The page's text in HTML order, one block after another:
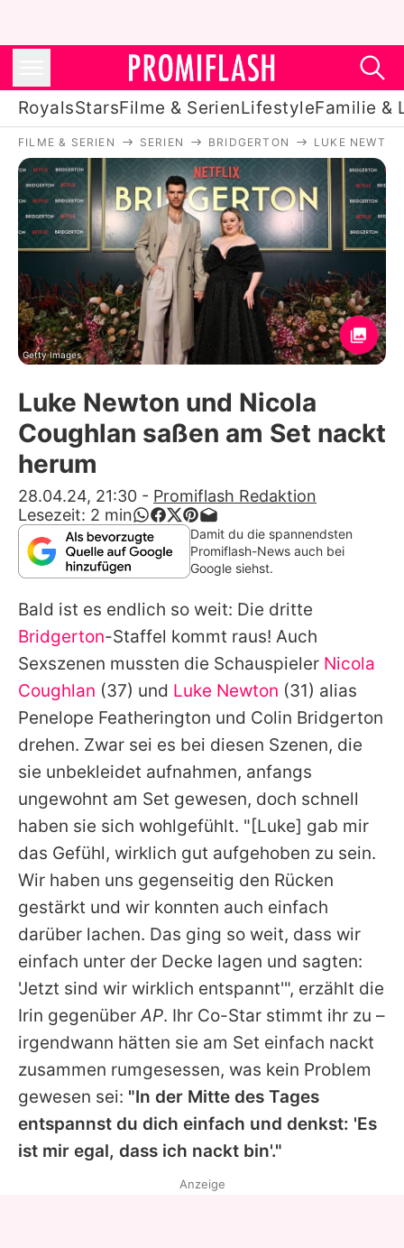
RoyalsStarsFilme & SerienLifestyleFamilie &
Royals
Stars
Filme & Serien
Lifestyle
Familie & Liebe
Promiflash Exklusiv
Alle Themen auf Promiflash
App runterladen
Team
Redaktionelle Richtlinien
Impressum
Datenschutzerklärung
Nutzungsbedingungen
Utiq verwalten
FILME & SERIEN SERIEN BRIDGERTON LUKE
Getty Images
Luke Newton und Nicola
Coughlan saßen am Set nackt
herum
28.04.24, 21:30 - Promiflash Redaktion
Lesezeit: 2 min
Damit du die spannendsten
Promiflash-News auch bei
Google siehst.
Bald ist es endlich so weit: Die dritte
Bridgerton-Staffel kommt raus! Auch
Sexszenen mussten die Schauspieler Nicola
Coughlan (37) und Luke Newton (31) alias
Penelope Featherington und Colin Bridgerton
drehen. Zwar sei es bei diesen Szenen, die
sie unbekleidet aufnahmen, anfangs
ungewohnt am Set gewesen, doch schnell
haben sie sich wohlgefühlt. "[Luke] gab mir
das Gefühl, wirklich gut aufgehoben zu sein.
Wir haben uns gegenseitig den Rücken
gestärkt und wir konnten auch einfach
darüber lachen. Das ging so weit, dass wir
einfach unter der Decke lagen und sagten:
'Jetzt sind wir wirklich entspannt'", erzählt die
Irin gegenüber AP. Ihr Co-Star stimmt ihr zu –
irgendwann hätten sie am Set einfach nackt
zusammen rumgesessen, was kein Problem
gewesen sei: "In der Mitte des Tages
entspannst du dich einfach und denkst: 'Es
ist mir egal, dass ich nackt bin'."
Anzeige